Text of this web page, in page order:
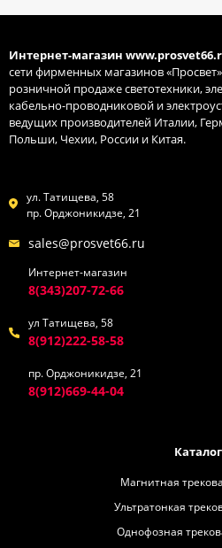
Интернет-магазин
сети фирменных магазинов
розничной продаже светотехники,
кабельно-проводниковой и
ведущих производителей Италии,
Польши, Чехии, России и Китая.
ул. Татищева, 58
пр. Орджоникидзе, 21
sales@prosvet66.ru
Интернет-магазин
8(343)207-72-66
ул Татищева, 58
8(912)222-58-58
пр. Орджоникидзе, 21
8(912)669-44-04
Каталог
Магнитная
Ультратонкая
Однофозная